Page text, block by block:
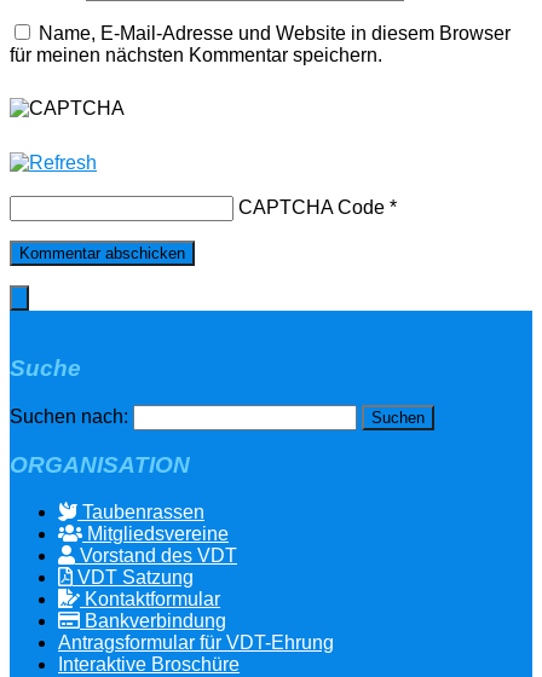
Name, E-Mail-Adresse und Website in diesem Browser
für meinen nächsten Kommentar speichern.
CAPTCHA Code *
Suche
Suchen nach:
ORGANISATION
Taubenrassen
Mitgliedsvereine
Vorstand des VDT
VDT Satzung
Kontaktformular
Bankverbindung
Antragsformular für VDT-Ehrung
Interaktive Broschüre